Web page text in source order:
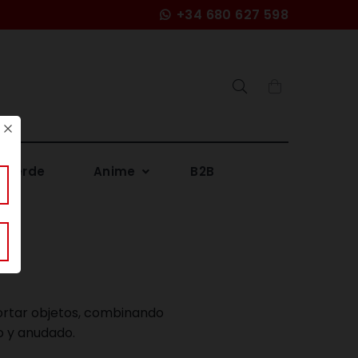
+34 680 627 598
Verde Anime B2B
objetos, combinando
anudado.